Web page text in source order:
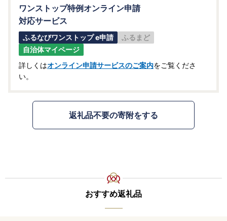
ワンストップ特例オンライン申請
対応サービス
ふるなびワンストップ e申請
ふるまど
自治体マイページ
詳しくはオンライン申請サービスのご案内をご覧くださ
い。
返礼品不要の寄附をする
おすすめ返礼品